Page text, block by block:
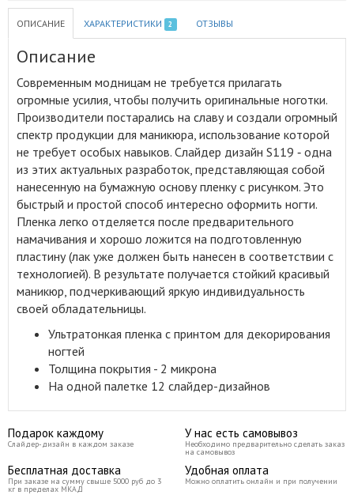
ОПИСАНИЕ ХАРАКТЕРИСТИКИ 2 ОТЗЫВЫ
Описание
Современным модницам не требуется прилагать
огромные усилия, чтобы получить оригинальные ноготки.
Производители постарались на славу и создали огромный
спектр продукции для маникюра, использование которой
не требует особых навыков. Слайдер дизайн S119 ‑ одна
из этих актуальных разработок, представляющая собой
нанесенную на бумажную основу пленку с рисунком. Это
быстрый и простой способ интересно оформить ногти.
Пленка легко отделяется после предварительного
намачивания и хорошо ложится на подготовленную
пластину (лак уже должен быть нанесен в соответствии с
технологией). В результате получается стойкий красивый
маникюр, подчеркивающий яркую индивидуальность
своей обладательницы.
Ультратонкая пленка с принтом для декорирования
ногтей
Толщина покрытия - 2 микрона
На одной палетке 12 слайдер-дизайнов
Подарок каждому
Слайдер-дизайн в каждом заказе
У нас есть самовывоз
Необходимо предварительно сделать заказ
на самовывоз
Бесплатная доставка
При заказе на сумму свыше 5000 руб до 3
кг в пределах МКАД
Удобная оплата
Можно оплатить онлайн и при получении